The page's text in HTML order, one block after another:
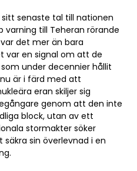
senaste tal till nationen
varning till Teheran rörande
det mer än bara
var en signal om att de
under decennier hållit
är i färd med att
eran skiljer sig
genom att den inte
block, utan av ett
stormakter söker
sin överlevnad i en